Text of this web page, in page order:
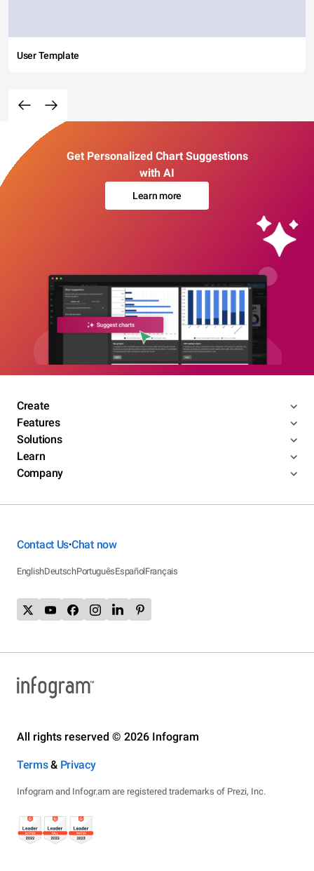
User Template
Get Personalized Chart Suggestions
with AI
Learn more
Create
Features
Solutions
Learn
Company
Contact Us•Chat now
EnglishDeutschPortuguêsEspañolFrançais
All rights reserved © 2026 Infogram
Terms& Privacy
Infogram and Infogr.am are registered trademarks of Prezi, Inc.